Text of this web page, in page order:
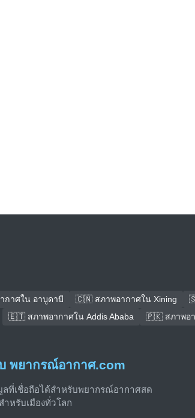
าศใน อาบูดาบี 🇨🇳 สภาพอากาศใน Xining
🇪🇹 สภาพอากาศใน Addis Ababa
🇵🇰 สภาพอา
พยากรณ์อากาศ.com
ลที่เชื่อถือได้สำหรับพยากรณ์อากาศสด
หรับเมืองทั่วโลก